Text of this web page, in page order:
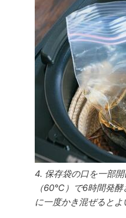
4. 保存袋の口を一部
（60℃）で6時間発
に一度かき混ぜるとよ